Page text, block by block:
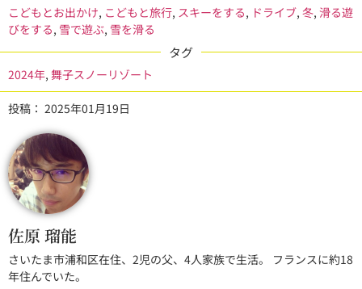
こどもとお出かけ, こどもと旅行, スキーをする, ドライブ, 冬, 滑る遊
びをする, 雪で遊ぶ, 雪を滑る
タグ
2024年, 舞子スノーリゾート
投稿： 2025年01月19日
佐原 瑠能
さいたま市浦和区在住、2児の父、4人家族で生活。 フランスに約18
年住んでいた。